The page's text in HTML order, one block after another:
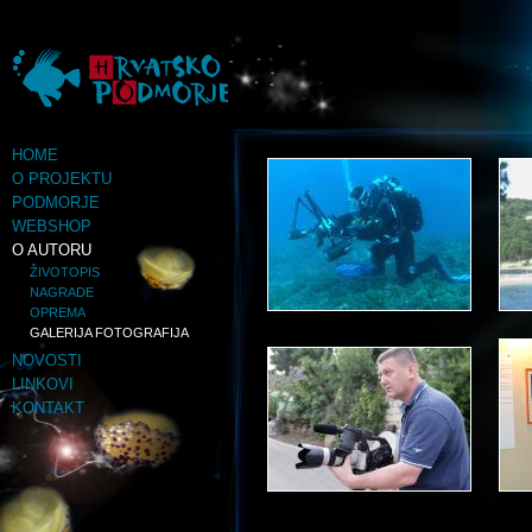
HOME
O PROJEKTU
PODMORJE
WEBSHOP
O AUTORU
ŽIVOTOPIS
NAGRADE
OPREMA
GALERIJA FOTOGRAFIJA
NOVOSTI
LINKOVI
KONTAKT